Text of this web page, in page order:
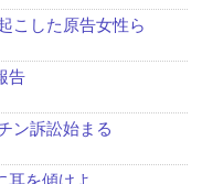
こした原告女性ら
告
ン訴訟始まる
耳を傾けよ